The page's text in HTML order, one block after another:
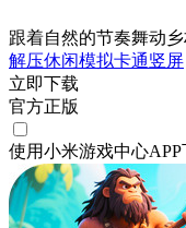
跟着自然的节奏舞动
解压休闲模拟卡通竖屏
立即下载
官方正版
使用小米游戏中心APP